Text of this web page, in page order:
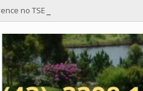
no TSE e afasta risco de